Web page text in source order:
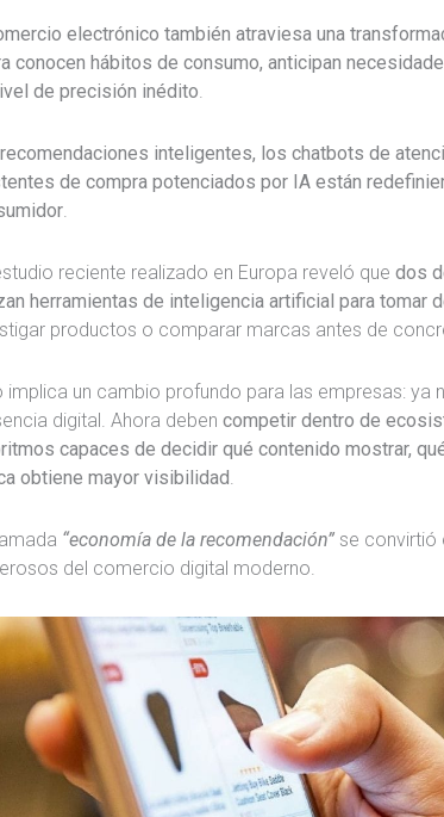
electrónico también atraviesa una
conocen hábitos de consumo, anticipan
de precisión inédito
recomendaciones inteligentes, los chatbots de
de compra potenciados por IA están
reciente realizado en Europa reveló que dos
herramientas de inteligencia artificial para tomar
productos o comparar marcas antes de
implica un cambio profundo para las empresas: ya
digital. Ahora deben competir dentro de
capaces de decidir qué contenido mostrar,
obtiene mayor visibilidad
“economía de la recomendación” se convirtió
del comercio digital moderno.